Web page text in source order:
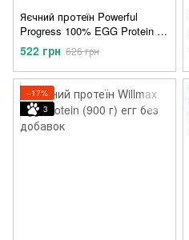
Яєчний протеїн Powerful
Progress 100% EGG Protein (1
кг) ваніль
522 грн 626 грн
−17%
3